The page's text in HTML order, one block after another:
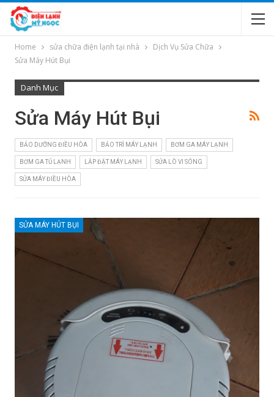
Home sửa chữa điện lạnh tại nhà
Dịch Vụ Sửa Chữa
Sửa Máy Hút Bụi
Danh Mục
Sửa Máy Hút Bụi
BẢO DƯỠNG ĐIỀU HÒA BẢO TRÌ MÁY LẠNH BƠM GA MÁY LẠNH
BƠM GA TỦ LẠNH LẮP ĐẶT MÁY LẠNH SỬA LÒ VI SÓNG
SỬA MÁY ĐIỀU HÒA
SỬA MÁY HÚT BỤI